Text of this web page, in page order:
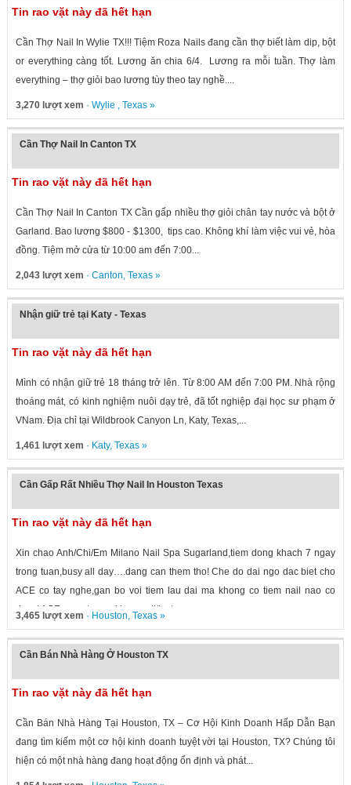
Tin rao vặt này đã hết hạn
Cần Thợ Nail In Wylie TX!!! Tiệm Roza Nails đang cần thợ biết làm dip, bột
or everything càng tốt. Lương ăn chia 6/4. Lương ra mỗi tuần. Thợ làm
everything – thợ giỏi bao lương tùy theo tay nghề....
3,270 lượt xem · Wylie , Texas»
Cần Thợ Nail In Canton TX
Tin rao vặt này đã hết hạn
Cần Thợ Nail In Canton TX Cần gấp nhiều thợ giỏi chân tay nước và bột ở
Garland. Bao lương $800 - $1300, tips cao. Không khí làm việc vui vẻ, hòa
đồng. Tiệm mở cửa từ 10:00 am đến 7:00...
2,043 lượt xem · Canton, Texas»
Nhận giữ trẻ tại Katy - Texas
Tin rao vặt này đã hết hạn
Mình có nhận giữ trẻ 18 tháng trở lên. Từ 8:00 AM đến 7:00 PM. Nhà rộng
thoáng mát, có kinh nghiệm nuôi dạy trẻ, đã tốt nghiệp đại học sư phạm ở
VNam. Địa chỉ tại Wildbrook Canyon Ln, Katy, Texas,...
1,461 lượt xem · Katy, Texas»
Cần Gấp Rất Nhiều Thợ Nail In Houston Texas
Tin rao vặt này đã hết hạn
Xin chao Anh/Chi/Em Milano Nail Spa Sugarland,tiem dong khach 7 ngay
trong tuan,busy all day….dang can them tho! Che do dai ngo dac biet cho
ACE co tay nghe,gan bo voi tiem lau dai ma khong co tiem nail nao co
duoc! ACE quan tam vui long call/text...
3,465 lượt xem · Houston, Texas»
Cần Bán Nhà Hàng Ở Houston TX
Tin rao vặt này đã hết hạn
Cần Bán Nhà Hàng Tại Houston, TX – Cơ Hội Kinh Doanh Hấp Dẫn Bạn
đang tìm kiếm một cơ hội kinh doanh tuyệt vời tại Houston, TX? Chúng tôi
hiện có một nhà hàng đang hoạt động ổn định và phát...